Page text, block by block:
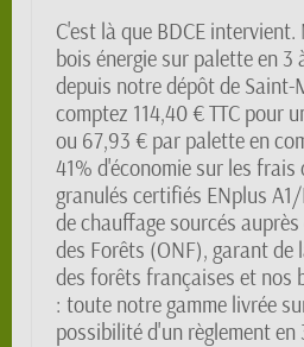
C'est là que BDCE
bois énergie sur palette en 3
depuis notre dépôt de Saint-
comptez 114,40 € TTC pour
ou 67,93 € par palette en
41% d'économie sur les
granulés certifiés ENplus
de chauffage sourcés
des Forêts (ONF), garant de
des forêts françaises et nos
: toute notre gamme livrée
possibilité d'un règlement en